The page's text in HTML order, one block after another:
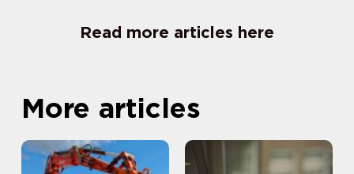
Read more articles here
More articles